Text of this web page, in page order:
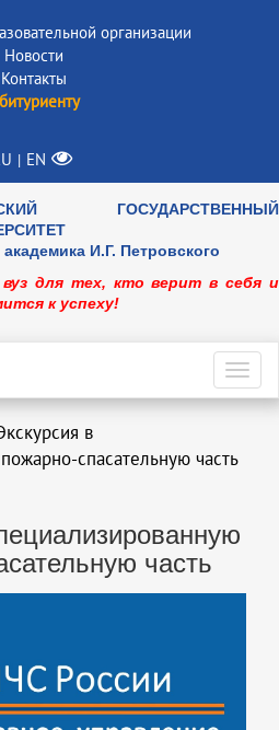
организации
Новости
Контакты
| EN
ГОСУДАРСТВЕННЫЙ
И.Г. Петровского
для тех, кто верит в себя и
к успеху!
в
спасательную часть
часть